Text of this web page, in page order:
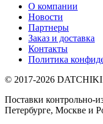
О компании
Новости
Партнеры
Заказ и доставка
Контакты
Политика
© 2017-2026 DATCHIKI
Поставки контрольно-
Петербурге, Москве и